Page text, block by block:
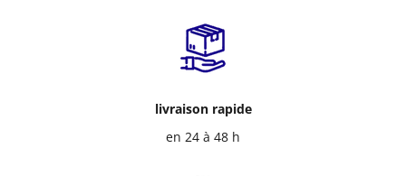
livraison rapide
en 24 à 48 h